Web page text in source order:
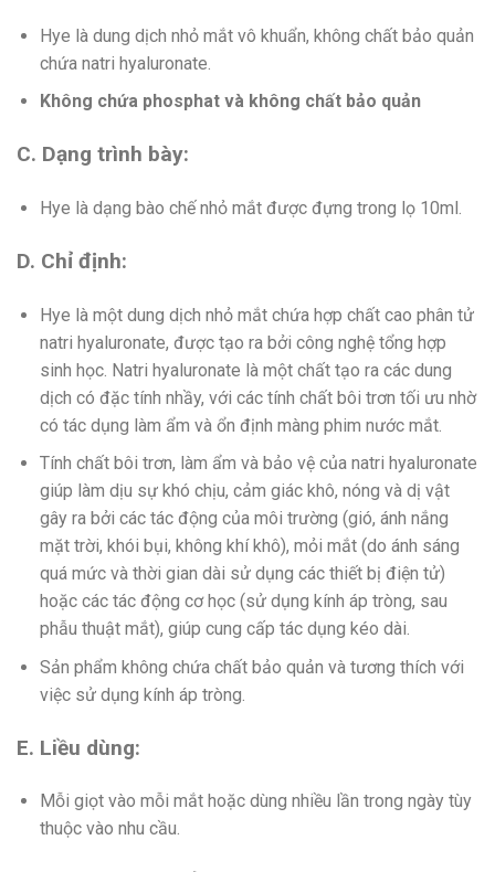
Hye là dung dịch nhỏ mắt vô khuẩn, không chất bảo quản
chứa natri hyaluronate.
Không chứa phosphat và không chất bảo quản
C. Dạng trình bày:
Hye là dạng bào chế nhỏ mắt được đựng trong lọ 10ml.
D. Chỉ định:
Hye là một dung dịch nhỏ mắt chứa hợp chất cao phân tử
natri hyaluronate, được tạo ra bởi công nghệ tổng hợp
sinh học. Natri hyaluronate là một chất tạo ra các dung
dịch có đặc tính nhầy, với các tính chất bôi trơn tối ưu nhờ
có tác dụng làm ẩm và ổn định màng phim nước mắt.
Tính chất bôi trơn, làm ẩm và bảo vệ của natri hyaluronate
giúp làm dịu sự khó chịu, cảm giác khô, nóng và dị vật
gây ra bởi các tác động của môi trường (gió, ánh nắng
mặt trời, khói bụi, không khí khô), mỏi mắt (do ánh sáng
quá mức và thời gian dài sử dụng các thiết bị điện tử)
hoặc các tác động cơ học (sử dụng kính áp tròng, sau
phẫu thuật mắt), giúp cung cấp tác dụng kéo dài.
Sản phẩm không chứa chất bảo quản và tương thích với
việc sử dụng kính áp tròng.
E. Liều dùng:
Mỗi giọt vào mỗi mắt hoặc dùng nhiều lần trong ngày tùy
thuộc vào nhu cầu.